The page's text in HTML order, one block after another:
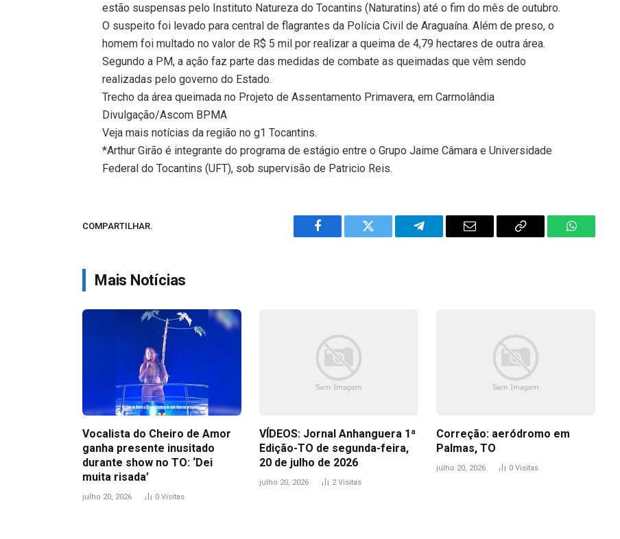
estão suspensas pelo Instituto Natureza do Tocantins (Naturatins) até o fim do mês de outubro.
O suspeito foi levado para central de flagrantes da Polícia Civil de Araguaína. Além de preso, o
homem foi multado no valor de R$ 5 mil por realizar a queima de 4,79 hectares de outra área.
Segundo a PM, a ação faz parte das medidas de combate as queimadas que vêm sendo
realizadas pelo governo do Estado.
Trecho da área queimada no Projeto de Assentamento Primavera, em Carmolândia
Divulgação/Ascom BPMA
Veja mais notícias da região no g1 Tocantins.
*Arthur Girão é integrante do programa de estágio entre o Grupo Jaime Câmara e Universidade
Federal do Tocantins (UFT), sob supervisão de Patricio Reis.
COMPARTILHAR.
Facebook Twitter Telegram Email
Copy
WhatsApp
Mais Notícias
Vocalista do Cheiro de Amor
ganha presente inusitado
durante show no TO: ‘Dei
muita risada’
julho 20, 2026 0 Visitas
VÍDEOS: Jornal Anhanguera 1ª
Edição-TO de segunda-feira,
20 de julho de 2026
julho 20, 2026 2 Visitas
Correção: aeródromo em
Palmas, TO
julho 20, 2026 0 Visitas